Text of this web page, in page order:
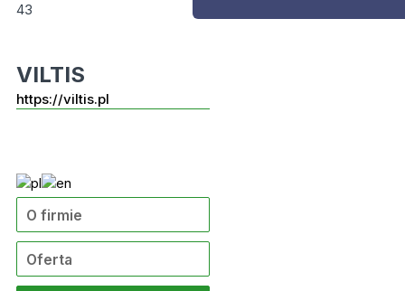
43
VILTIS
https://viltis.pl
O firmie
Oferta